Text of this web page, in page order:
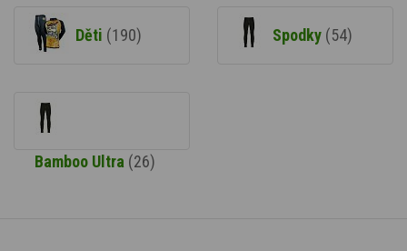
Děti (190) Spodky (54)
Bamboo Ultra (26)